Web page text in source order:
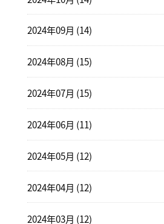
2024年09月 (14)
2024年08月 (15)
2024年07月 (15)
2024年06月 (11)
2024年05月 (12)
2024年04月 (12)
2024年03月 (12)